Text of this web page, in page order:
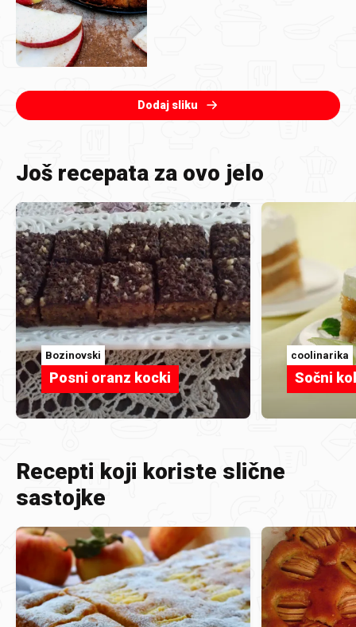
Dodaj sliku
Još recepata za ovo jelo
Bozinovski
Posni oranz kocki
coolinarika
Sočni
Recepti koji koriste slične
sastojke